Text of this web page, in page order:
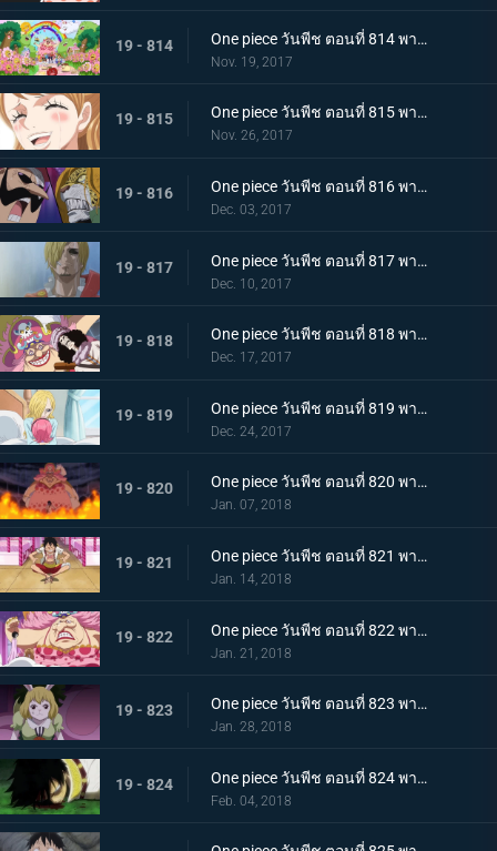
19 - 814 One piece วันพีช ตอนที่ 814 พากย์ไทย เสียงเพรียกวิญญาณ ปฏิบัติการสายฟ้าแลบของบรู๊คกับเปโดร
Nov. 19, 2017
19 - 815 One piece วันพีช ตอนที่ 815 พากย์ไทย ลาก่อน การตัดสินใจทั้งน้ำตาของพุดดิ้ง
Nov. 26, 2017
19 - 816 One piece วันพีช ตอนที่ 816 พากย์ไทย เรื่องราวของตาซ้าย เปโดร VS บารอนทามาโกะ
Dec. 03, 2017
19 - 817 One piece วันพีช ตอนที่ 817 พากย์ไทย ก้นบุหรี่ คืนก่อนแต่งงานของซันจิ
Dec. 10, 2017
19 - 818 One piece วันพีช ตอนที่ 818 พากย์ไทย จิตวิญญาณที่มุ่งมั่น บรู๊ค VS บิ๊กมัม
Dec. 17, 2017
19 - 819 One piece วันพีช ตอนที่ 819 พากย์ไทย ความปรารถนาของโซรา ซันจิ ผลงานที่ล้มเหลวของเจอร์ม่า
Dec. 24, 2017
19 - 820 One piece วันพีช ตอนที่ 820 พากย์ไทย ไปหาซันจิ ลูฟี่ เอาคืนอย่างถึงลูกถึงคน
Jan. 07, 2018
19 - 821 One piece วันพีช ตอนที่ 821 พากย์ไทย ชาโตว์โกลาหล ลูฟี่ ไปสถานที่นัดหมาย
Jan. 14, 2018
19 - 822 One piece วันพีช ตอนที่ 822 พากย์ไทย ตัดสินใจจากลา ซันจิกับข้าวกล่องหมวกฟาง
Jan. 21, 2018
19 - 823 One piece วันพีช ตอนที่ 823 พากย์ไทย สี่จักรพรรดินอนพลิกตัวไปมา ปฏิบัติการช่วยบรู๊ค
Jan. 28, 2018
19 - 824 One piece วันพีช ตอนที่ 824 พากย์ไทย ที่ที่สัญญากัน ลูฟี่ ต่อสู้เกินขีดจำกัด
Feb. 04, 2018